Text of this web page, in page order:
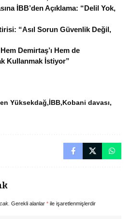
İBB’den Açıklama: “Delil Yok,
“Asıl Sorun Güvenlik Değil,
Demirtaş’ı Hem de
Kullanmak İstiyor”
Yüksekdağ İBB Kobani davası
Gerekli alanlar * ile işaretlenmişlerdir